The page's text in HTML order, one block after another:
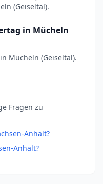
(Geiseltal).
in Mücheln
Mücheln (Geiseltal).
Fragen zu
Anhalt?
Anhalt?